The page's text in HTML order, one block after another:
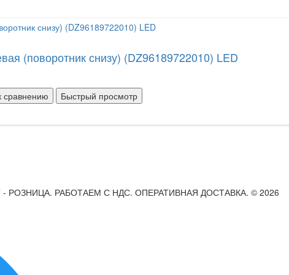
(поворотник снизу) (DZ96189722010) LED
сравнению Быстрый просмотр
РАБОТАЕМ С НДС. ОПЕРАТИВНАЯ ДОСТАВКА. © 2026